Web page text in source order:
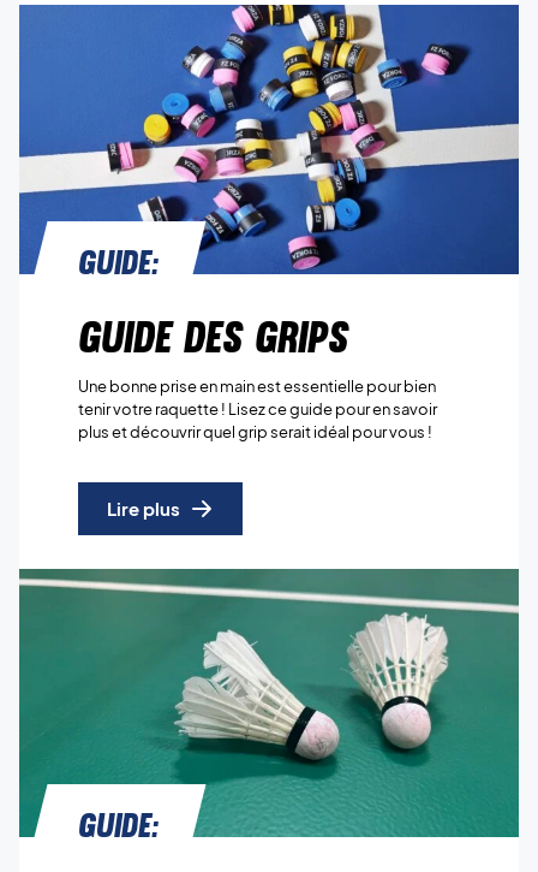
Guide:
Guide des grips
Une bonne prise en main est essentielle pour bien
tenir votre raquette ! Lisez ce guide pour en savoir
plus et découvrir quel grip serait idéal pour vous !
Lire plus
Guide: